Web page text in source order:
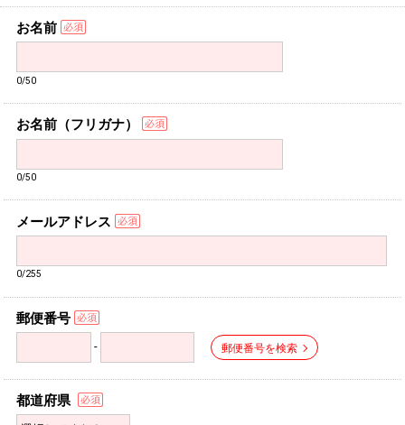
お名前
0/50
お名前（フリガナ）
0/50
メールアドレス
0/255
郵便番号
- 郵便番号を検索
都道府県